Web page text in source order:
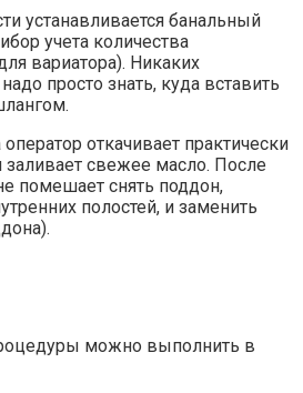
устанавливается банальный
учета количества
вариатора). Никаких
просто знать, куда вставить
откачивает практически
заливает свежее масло. После
помешает снять поддон,
полостей, и заменить
можно выполнить в